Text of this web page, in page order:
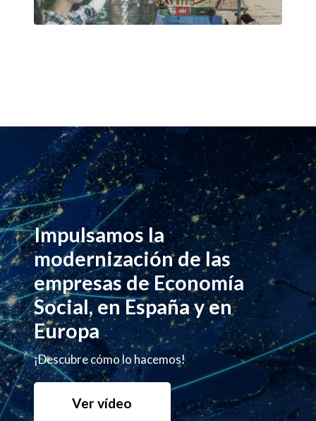
Impulsamos la
modernización de las
empresas de Economía
Social, en España y en
Europa
¡Descubre cómo lo hacemos!
Ver vídeo